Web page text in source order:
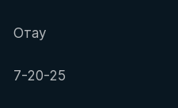
Отау
7-20-25